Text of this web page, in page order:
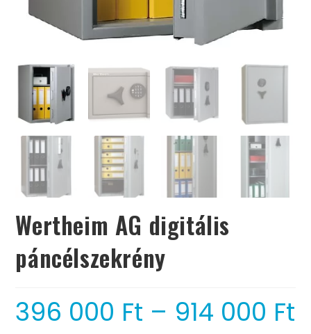
Wertheim AG digitális
páncélszekrény
396 000 Ft – 914 000 Ft